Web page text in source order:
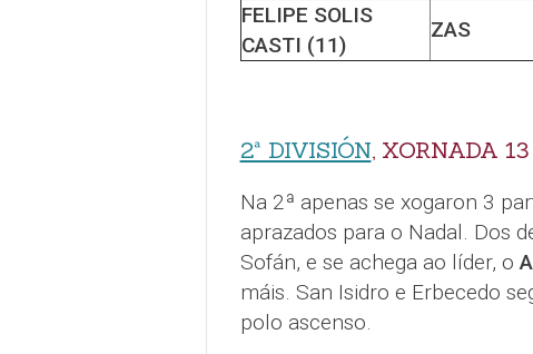
FELIPE SOLIS
CASTI (11)
ZAS
2ª DIVISIÓN, XORNADA 13
Na 2ª apenas se xogaron 3
aprazados para o Nadal. Dos
Sofán, e se achega ao líder, o
máis. San Isidro e Erbecedo
polo ascenso.